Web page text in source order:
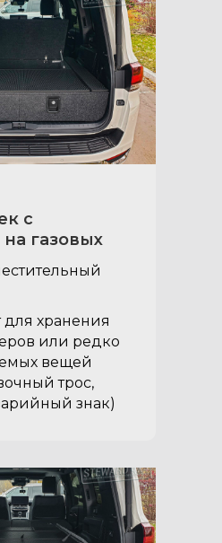
с
газовых
для хранения
или редко
вещей
трос,
знак)